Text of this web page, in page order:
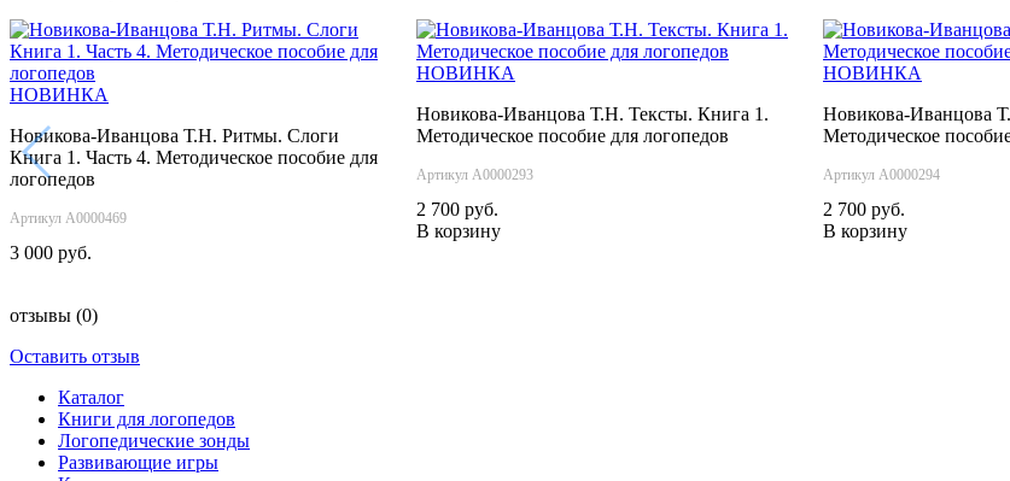
НОВИНКА
Новикова-Иванцова Т.Н. Ритмы. Слоги
Книга 1. Часть 4. Методическое пособие для
логопедов
Артикул А0000469
3 000 руб.
НОВИНКА
Новикова-Иванцова Т.Н. Тексты. Книга 1.
Методическое пособие для логопедов
Артикул А0000293
2 700 руб.
В корзину
НОВИНКА
Новикова-Иванцова
Методическое
Артикул А0000294
2 700 руб.
В корзину
‹
отзывы (0)
Оставить отзыв
Каталог
Книги для логопедов
Логопедические зонды
Развивающие игры